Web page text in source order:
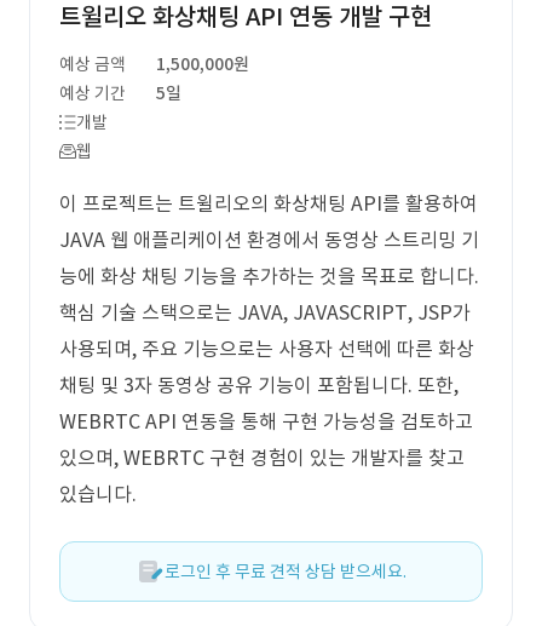
트윌리오 화상채팅 API 연동 개발 구현
예상 금액
1,500,000원
예상 기간
5일
개발
웹
이 프로젝트는 트윌리오의 화상채팅 API를 활용하여
JAVA 웹 애플리케이션 환경에서 동영상 스트리밍 기
능에 화상 채팅 기능을 추가하는 것을 목표로 합니다.
핵심 기술 스택으로는 JAVA, JAVASCRIPT, JSP가
사용되며, 주요 기능으로는 사용자 선택에 따른 화상
채팅 및 3자 동영상 공유 기능이 포함됩니다. 또한,
WEBRTC API 연동을 통해 구현 가능성을 검토하고
있으며, WEBRTC 구현 경험이 있는 개발자를 찾고
있습니다.
로그인 후 무료 견적 상담 받으세요.